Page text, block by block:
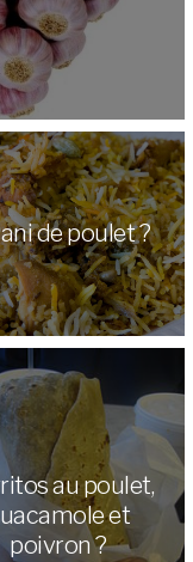
de poulet ?
au poulet,
et
poivron ?